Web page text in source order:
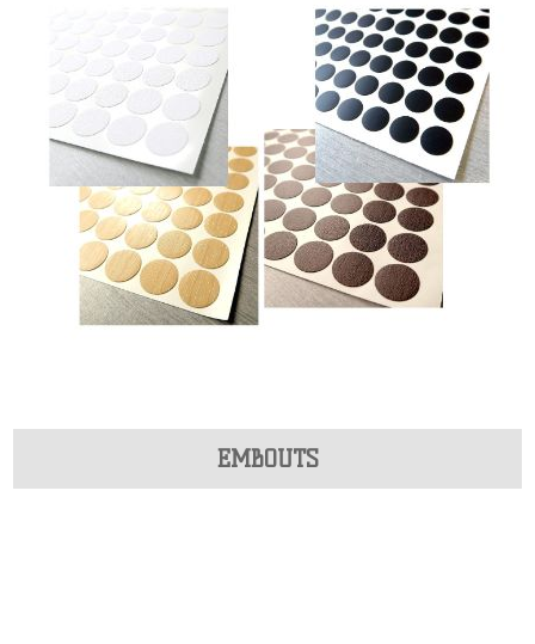
EMBOUTS